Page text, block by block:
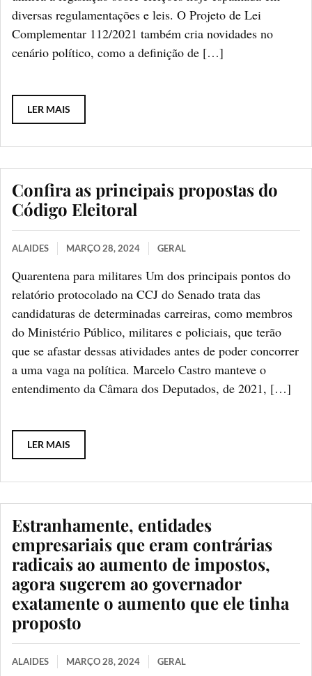
diversas regulamentações e leis. O Projeto de Lei
Complementar 112/2021 também cria novidades no
cenário político, como a definição de […]
LER MAIS
Confira as principais propostas do
Código Eleitoral
ALAIDES MARÇO 28, 2024 GERAL
Quarentena para militares Um dos principais pontos do
relatório protocolado na CCJ do Senado trata das
candidaturas de determinadas carreiras, como membros
do Ministério Público, militares e policiais, que terão
que se afastar dessas atividades antes de poder concorrer
a uma vaga na política. Marcelo Castro manteve o
entendimento da Câmara dos Deputados, de 2021, […]
LER MAIS
Estranhamente, entidades
empresariais que eram contrárias
radicais ao aumento de impostos,
agora sugerem ao governador
exatamente o aumento que ele tinha
proposto
ALAIDES MARÇO 28, 2024 GERAL